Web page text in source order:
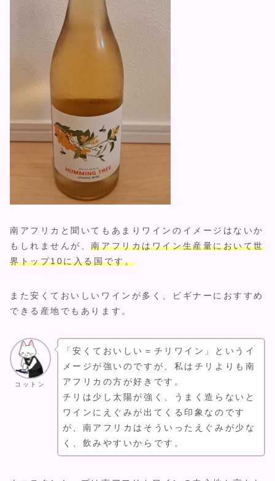
南アフリカと聞いてもあまりワインのイメージはないか
もしれませんが、南アフリカはワイン生産量において世
界トップ10に入る国です。
また安くておいしいワインが多く、ビギナーにおすすめ
できる産地でもあります。
コットン
「安くておいしい＝チリワイン」というイ
メージが強いのですが、私はチリよりも南
アフリカの方が好きです。
チリは少し太陽が強く、うまく造らないと
ワインにえぐみが出てくる印象なのです
が、南アフリカはそういったえぐみが少な
く、飲みやすいからです。